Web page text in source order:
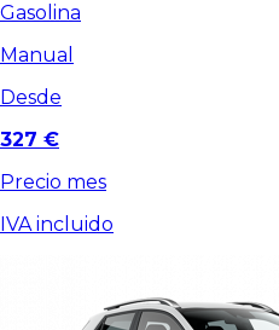
Gasolina
Manual
Desde
327 €
Precio mes
IVA incluido